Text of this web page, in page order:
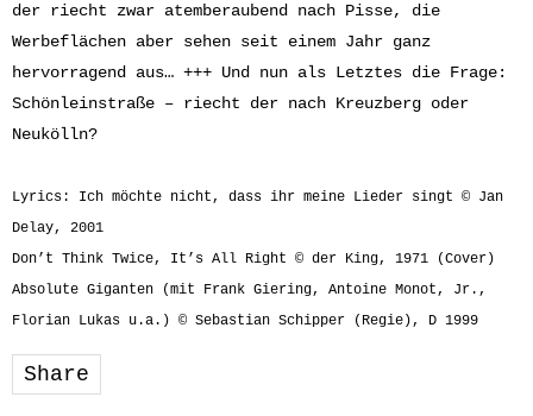
der riecht zwar atemberaubend nach Pisse, die
Werbeflächen aber sehen seit einem Jahr ganz
hervorragend aus… +++ Und nun als Letztes die Frage:
Schönleinstraße – riecht der nach Kreuzberg oder
Neukölln?
Lyrics: Ich möchte nicht, dass ihr meine Lieder singt © Jan
Delay, 2001
Don’t Think Twice, It’s All Right © der King, 1971 (Cover)
Absolute Giganten (mit Frank Giering, Antoine Monot, Jr.,
Florian Lukas u.a.) © Sebastian Schipper (Regie), D 1999
Share